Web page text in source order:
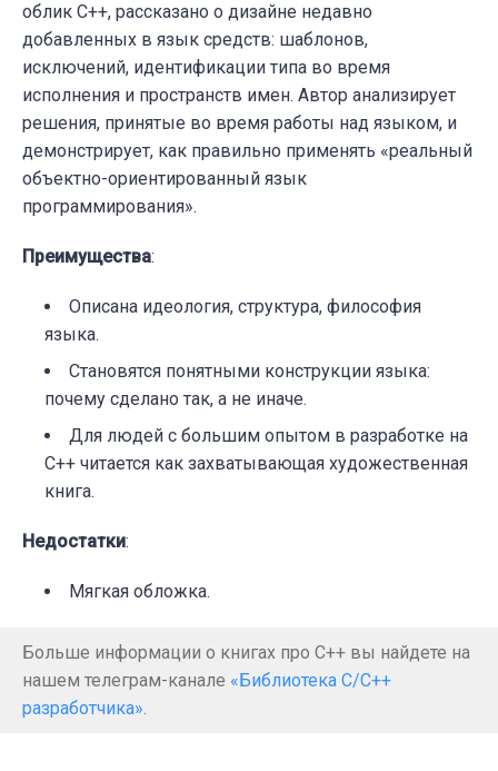
облик С++, рассказано о дизайне недавно
добавленных в язык средств: шаблонов,
исключений, идентификации типа во время
исполнения и пространств имен. Автор анализирует
решения, принятые во время работы над языком, и
демонстрирует, как правильно применять «реальный
объектно-ориентированный язык
программирования».
Преимущества:
Описана идеология, структура, философия
языка.
Становятся понятными конструкции языка:
почему сделано так, а не иначе.
Для людей с большим опытом в разработке на
C++ читается как захватывающая художественная
книга.
Недостатки:
Мягкая обложка.
Больше информации о книгах про C++ вы найдете на
нашем телеграм-канале «Библиотека C/C++
разработчика».